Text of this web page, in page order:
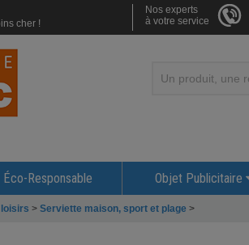
cher !
Nos experts
à votre service
Éco-Responsable Objet Publicitaire
> Serviette maison, sport et plage >